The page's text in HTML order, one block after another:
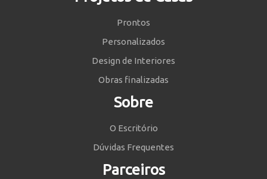
Prontos
Personalizados
Design de Interiores
Obras finalizadas
Sobre
O Escritório
Dúvidas Frequentes
Parceiros